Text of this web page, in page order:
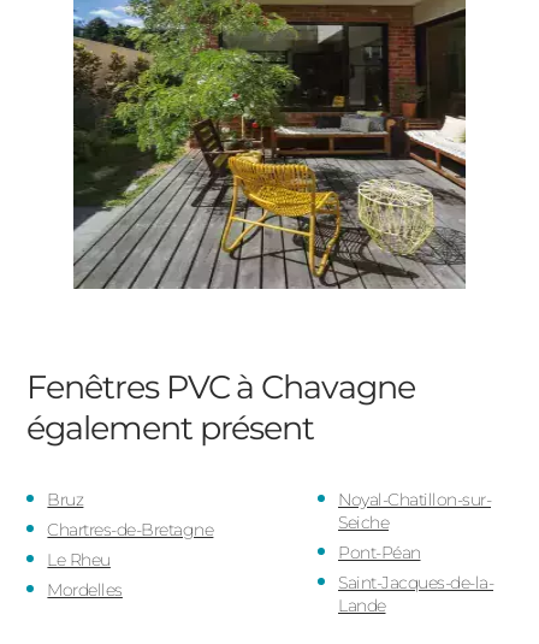
Fenêtres PVC à Chavagne
également présent
Bruz
Chartres-de-Bretagne
Le Rheu
Mordelles
Noyal-Chatillon-sur-
Seiche
Pont-Péan
Saint-Jacques-de-la-
Lande